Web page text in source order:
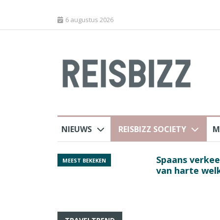
6 augustus 2026
NIEUWS REISBIZZ SOCIETY
MEEST BEKEKEN
Spaans
van harte welkom’